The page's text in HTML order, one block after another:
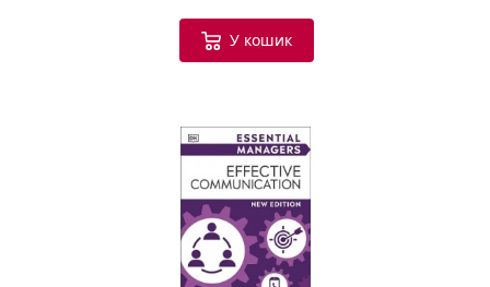
У кошик